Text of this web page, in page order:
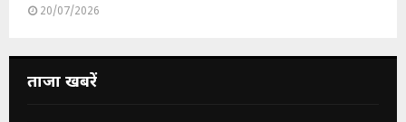
20/07/2026
ताजा खबरें